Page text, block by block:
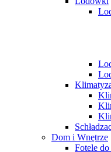
Dom i Wnętrze
Fotele do